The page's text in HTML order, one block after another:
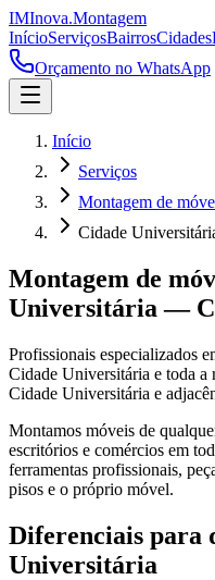
IMInova.Montagem
InícioServiçosBairrosCidades
Orçamento no WhatsApp
Início
Serviços
Montagem de
Cidade
Montagem de
Universitária —
Profissionais especializados
Cidade Universitária e toda a
Cidade Universitária e
Montamos móveis de
escritórios e comércios em
ferramentas profissionais,
pisos e o próprio móvel.
Diferenciais para
Universitária